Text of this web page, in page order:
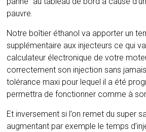
pauvre.
Notre boîtier éthanol va apporter un
supplémentaire aux injecteurs ce qui
calculateur électronique de votre
correctement son injection sans
tolérance maxi pour lequel il a été
permettra de fonctionner comme à
Et inversement si l’on remet du super
augmentant par exemple le temps